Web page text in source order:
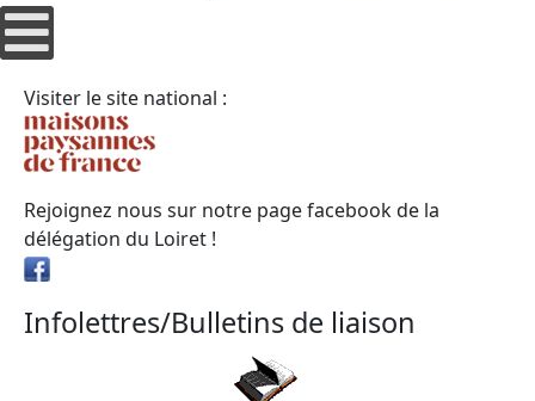
Visiter le site national :
Rejoignez nous sur notre page facebook de la
délégation du Loiret !
Infolettres/Bulletins de liaison